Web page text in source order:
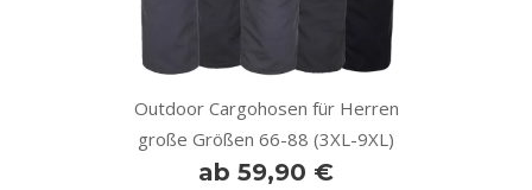
Outdoor Cargohosen für Herren
große Größen 66-88 (3XL-9XL)
ab 59,90 €